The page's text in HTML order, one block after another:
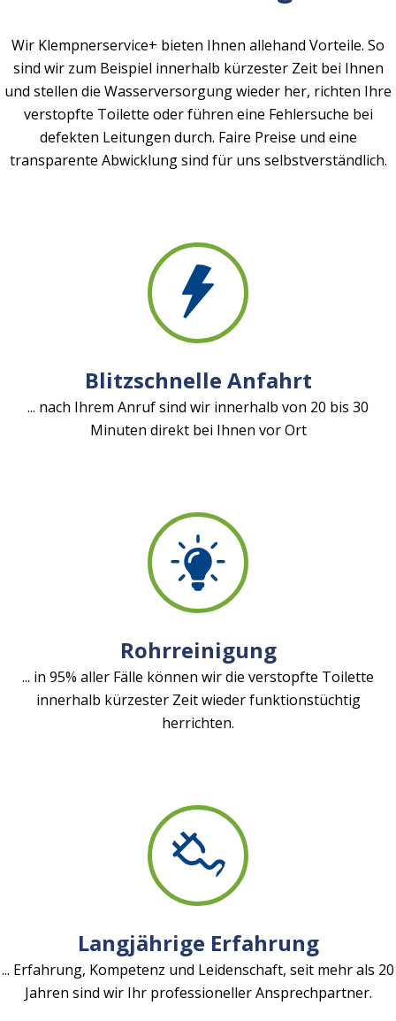
Wir Klempnerservice+ bieten Ihnen allehand Vorteile. So
sind wir zum Beispiel innerhalb kürzester Zeit bei Ihnen
und stellen die Wasserversorgung wieder her, richten Ihre
verstopfte Toilette oder führen eine Fehlersuche bei
defekten Leitungen durch. Faire Preise und eine
transparente Abwicklung sind für uns selbstverständlich.
Blitzschnelle Anfahrt
... nach Ihrem Anruf sind wir innerhalb von 20 bis 30
Minuten direkt bei Ihnen vor Ort
Rohrreinigung
... in 95% aller Fälle können wir die verstopfte Toilette
innerhalb kürzester Zeit wieder funktionstüchtig
herrichten.
Langjährige Erfahrung
... Erfahrung, Kompetenz und Leidenschaft, seit mehr als 20
Jahren sind wir Ihr professioneller Ansprechpartner.